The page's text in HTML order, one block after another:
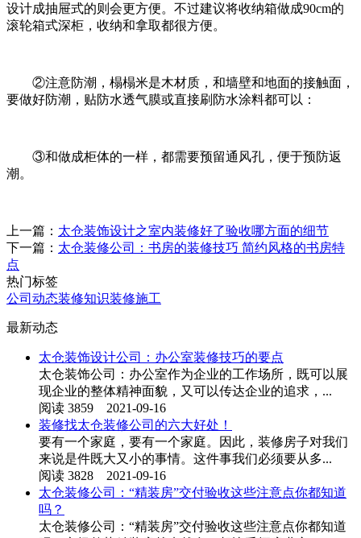
设计成抽屉式的则会更方便。不过建议将收纳箱做成90cm的
滚轮箱式深柜，收纳和拿取都很方便。
②注意防潮，榻榻米是木材质，和墙壁和地面的接触面，
要做好防潮，贴防水透气膜或直接刷防水涂料都可以：
③和做成柜体的一样，都需要预留通风孔，便于预防返
潮。
上一篇： 太仓装饰设计之室内装修好了验收哪方面的细节
下一篇： 太仓装修公司：书房的装修技巧 简约风格的书房特
点
热门标签
公司动态装修知识装修施工
最新动态
太仓装饰设计公司：办公室装修技巧的要点
太仓装饰公司：办公室作为企业的工作场所，既可以展
现企业的整体精神面貌，又可以传达企业的追求，...
阅读 3859 2021-09-16
装修找太仓装修公司的六大好处！
要有一个家庭，要有一个家庭。因此，装修房子对我们
来说是件既大又小的事情。这件事我们必须要从多...
阅读 3828 2021-09-16
太仓装修公司：“精装房”交付验收这些注意点你都知道
吗？
太仓装修公司：“精装房”交付验收这些注意点你都知道